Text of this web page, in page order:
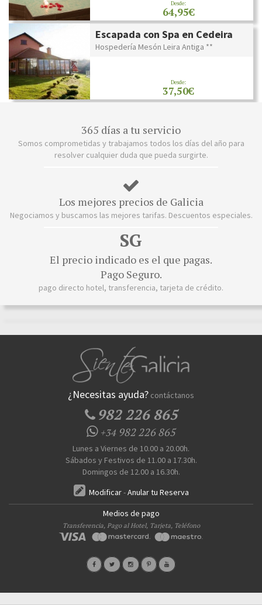
Desde:
64,95€
Escapada con Spa en Cedeira
Hospedería Mesón Leira Antiga **
Desde:
37,50€
365 días a tu servicio
Somos comprometidas y trabajamos todos los días del año para
resolver cualquier duda que pueda surgirte.
Los mejores precios de Galicia
Negociamos y buscamos las mejores tarifas. Descuentos especiales.
SG
El precio indicado es el que pagas.
Pago Seguro.
pago directo hotel, transferencia, tarjeta de crédito.
¿Necesitas ayuda? contáctanos
982 226 865
+34982 226 865
Lunes a Viernes de 10.00 a 20.00h.
Sábados y Festivos de 11.00 a 17.30h.
Domingos de 12.00 a 16.30h.
Modificar-Anular tu Reserva
Medios de pago
Transferencia, Pago al Hotel, Tarjeta, Teléfono